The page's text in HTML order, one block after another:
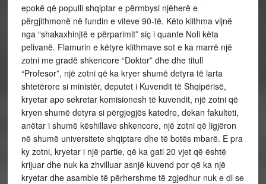
epokë që populli shqiptar e përmbysi njëherë e
përgjithmonë në fundin e viteve 90-të. Këto klithma vijnë
nga “shakaxhinjtë e përparimit” siç i quante Noli këta
pelivanë. Flamurin e këtyre klithmave sot e ka marrë një
zotni me gradë shkencore “Doktor” dhe dhe titull
“Profesor”, një zotni që ka kryer shumë detyra të larta
shtetërore si ministër, deputet i Kuvendit të Shqipërisë,
kryetar apo sekretar komisionesh të kuvendit, një zotni që
kryen shumë detyra si përgjegjës katedre, dekan fakulteti,
anëtar i shumë këshillave shkencore, një zotni që ligjëron
në shumë universitete shqiptare dhe të botës mbarë. E pra
ky zotni, kryetar i një partie, që ka gati 20 vjet që është
krijuar dhe nuk ka zhvilluar asnjë kuvend por që ka një
kryetar dhe asamble të përhershme të zgjedhur nuk e di se